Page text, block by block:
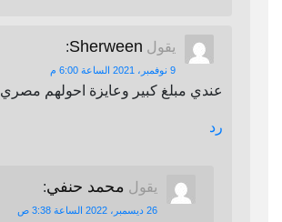
يقول Sherween
:
9 نوفمبر، 2021 الساعة 6:00 م
عندي مبلغ كبير وعايزة احولهم مصري
رد
يقول محمد حنفي:
26 ديسمبر، 2022 الساعة 3:38 ص